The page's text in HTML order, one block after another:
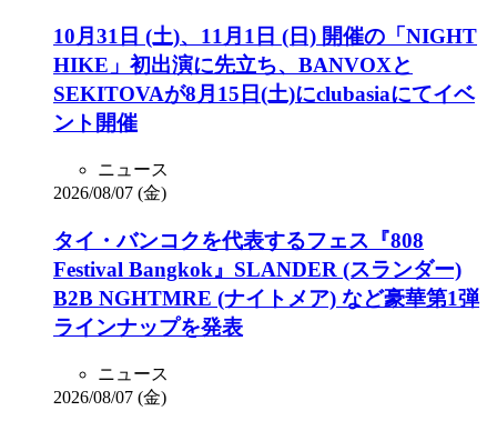
10月31日 (土)、11月1日 (日) 開催の「NIGHT
HIKE」初出演に先立ち、BANVOXと
SEKITOVAが8月15日(土)にclubasiaにてイベ
ント開催
ニュース
2026/08/07 (金)
タイ・バンコクを代表するフェス『808
Festival Bangkok』SLANDER (スランダー)
B2B NGHTMRE (ナイトメア) など豪華第1弾
ラインナップを発表
ニュース
2026/08/07 (金)